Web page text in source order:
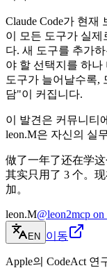
Claude Code가 현
이 모든 도구가 실제
다. 새 도구를 추가
야 할 선택지를 하
도구가 늘어날수록,
담"이 커집니다.
이 발견은 커뮤니티
leon.M은 자신의 실
做了一年了还在学
其实只用了 3 个。
加。
leon.M@leon2mcp
EN 이동
Apple의 CodeAct